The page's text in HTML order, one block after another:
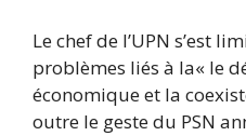
Le chef de l’UPN s’est
problèmes liés à la« le
économique et la
outre le geste du PSN